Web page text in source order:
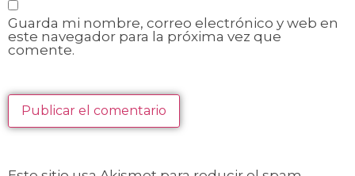
Guarda mi nombre, correo electrónico y web en
este navegador para la próxima vez que
comente.